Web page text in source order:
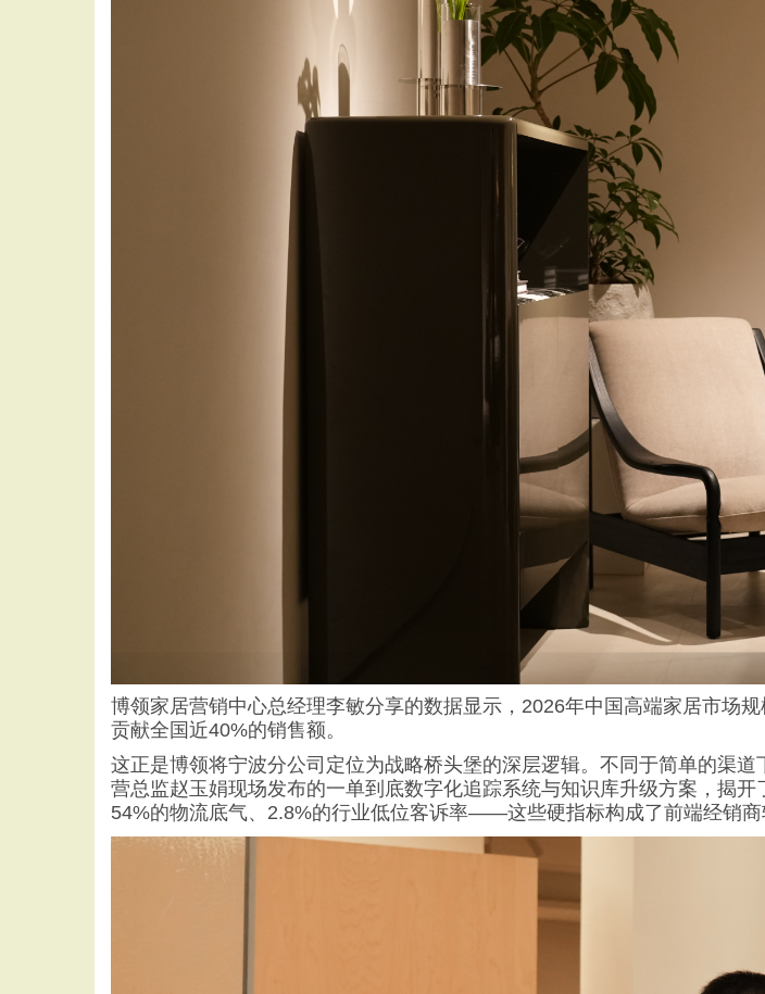
博领家居营销中心总经理李敏分享的数据显示，2026年中国高端家居市场
贡献全国近40%的销售额。
这正是博领将宁波分公司定位为战略桥头堡的深层逻辑。不同于简单的渠
营总监赵玉娟现场发布的一单到底数字化追踪系统与知识库升级方案，揭
54%的物流底气、2.8%的行业低位客诉率——这些硬指标构成了前端经销商